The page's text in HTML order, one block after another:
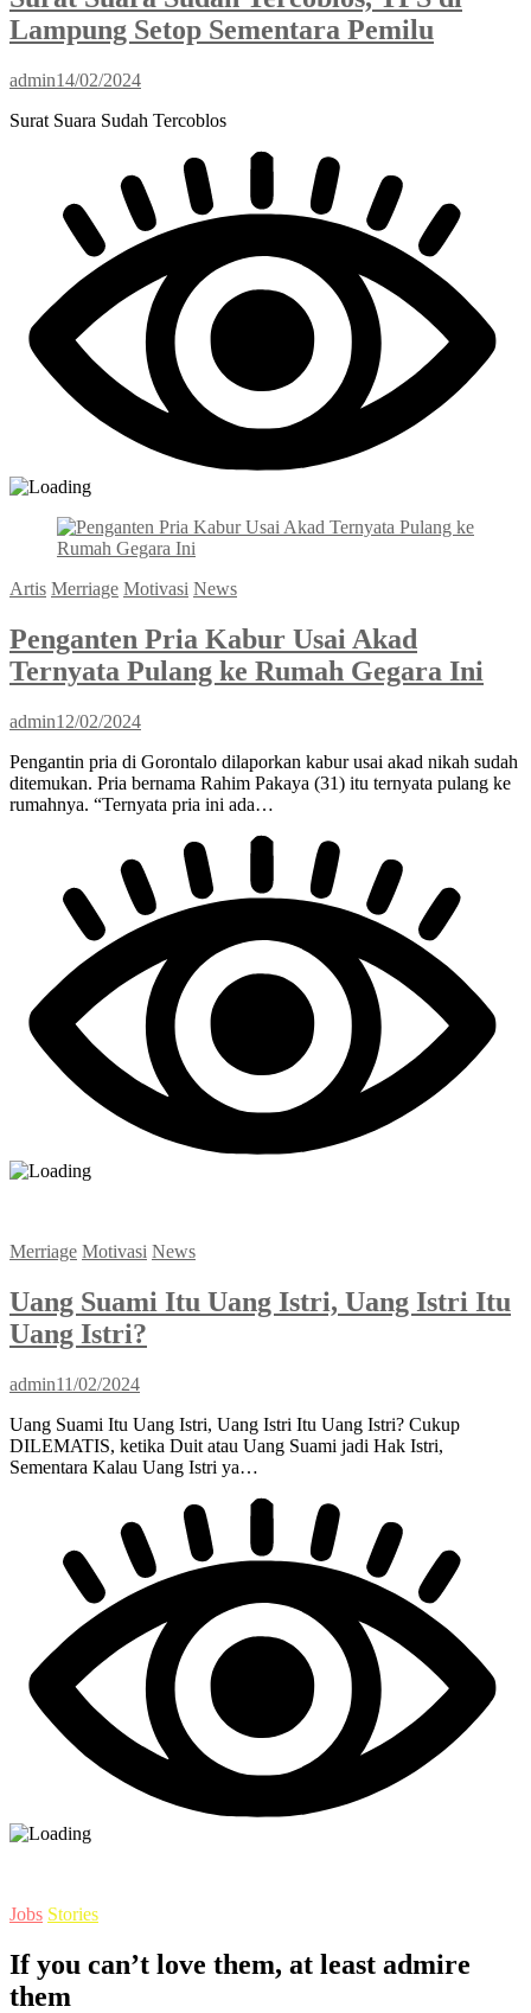
Lampung Setop Sementara Pemilu
admin14/02/2024
Surat Suara Sudah Tercoblos
Artis Merriage Motivasi News
Penganten Pria Kabur Usai Akad
Ternyata Pulang ke Rumah Gegara Ini
admin12/02/2024
Pengantin pria di Gorontalo dilaporkan kabur usai akad nikah sudah
ditemukan. Pria bernama Rahim Pakaya (31) itu ternyata pulang ke
rumahnya. “Ternyata pria ini ada…
Merriage Motivasi News
Uang Suami Itu Uang Istri, Uang Istri Itu
Uang Istri?
admin11/02/2024
Uang Suami Itu Uang Istri, Uang Istri Itu Uang Istri? Cukup
DILEMATIS, ketika Duit atau Uang Suami jadi Hak Istri,
Sementara Kalau Uang Istri ya…
Jobs Stories
If you can’t love them, at least admire
them